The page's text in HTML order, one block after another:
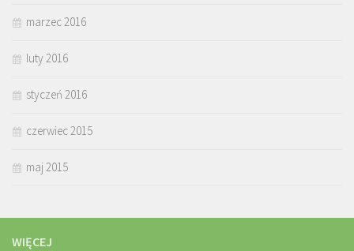
marzec 2016
luty 2016
styczeń 2016
czerwiec 2015
maj 2015
WIĘCEJ